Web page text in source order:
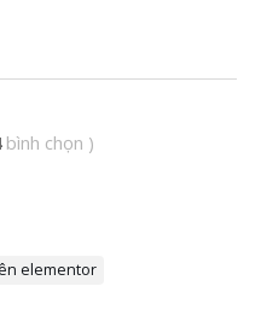
bình chọn )
elementor